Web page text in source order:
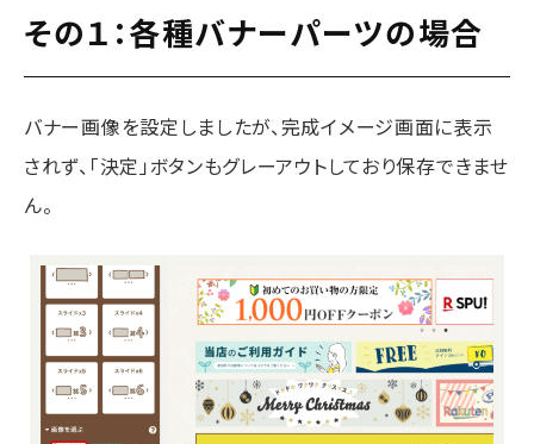
その１：各種バナーパーツの場合
バナー画像を設定しましたが、完成イメージ画面に表示
されず、「決定」ボタンもグレーアウトしており保存できませ
ん。